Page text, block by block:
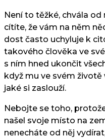
Není to těžké, chvála od
cítíte, že vám na něm
dost často uchyluje k
takového člověka ve
s ním hned ukončit
když mu ve svém
jaké si zaslouží.
Nebojte se toho,
našel svoje místo na
nenecháte od něj